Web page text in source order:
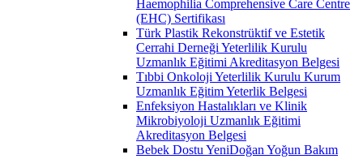
Haemophilia Comprehensive Care Centre
(EHC) Sertifikası
Türk Plastik Rekonstrüktif ve Estetik
Cerrahi Derneği Yeterlilik Kurulu
Uzmanlık Eğitimi Akreditasyon Belgesi
Tıbbi Onkoloji Yeterlilik Kurulu Kurum
Uzmanlık Eğitim Yeterlik Belgesi
Enfeksiyon Hastalıkları ve Klinik
Mikrobiyoloji Uzmanlık Eğitimi
Akreditasyon Belgesi
Bebek Dostu YeniDoğan Yoğun Bakım